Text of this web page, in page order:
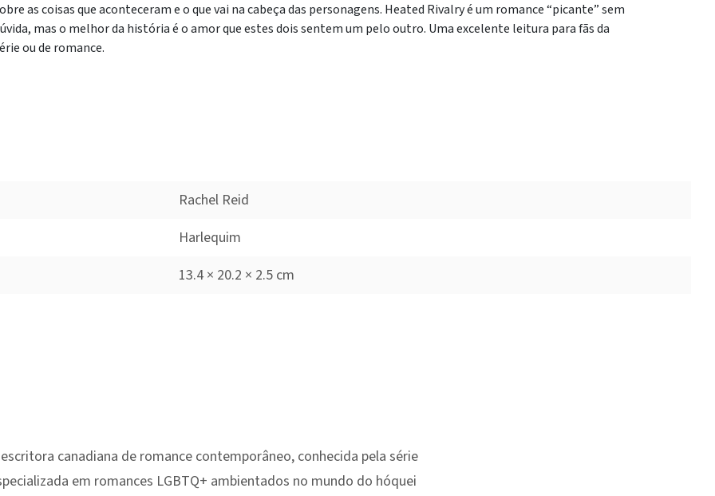
as coisas que aconteceram e o que vai na cabeça das personagens. Heated Rivalry é um romance “picante” sem
mas o melhor da história é o amor que estes dois sentem um pelo outro. Uma excelente leitura para fãs da
ou de romance.
Rachel Reid
Harlequim
13.4 × 20.2 × 2.5 cm
canadiana de romance contemporâneo, conhecida pela série
em romances LGBTQ+ ambientados no mundo do hóquei